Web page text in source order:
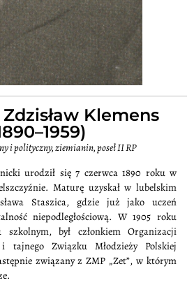
Klemens
i polityczny, ziemianin, poseł II RP
urodził się 7 czerwca 1890 roku w
Maturę uzyskał w lubelskim
Staszica, gdzie już jako uczeń
niepodległościową. W 1905 roku
był członkiem Organizacji
tajnego Związku Młodzieży Polskiej
związany z ZMP „Zet”, w którym